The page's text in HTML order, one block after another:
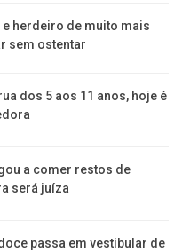
e herdeiro de muito mais
sem ostentar
dos 5 aos 11 anos, hoje é
a comer restos de
será juíza
passa em vestibular de